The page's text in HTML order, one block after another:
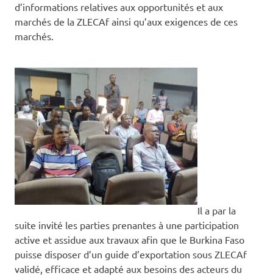
d’informations relatives aux opportunités et aux
marchés de la ZLECAf ainsi qu’aux exigences de ces
marchés.
Il a par la
suite invité les parties prenantes à une participation
active et assidue aux travaux afin que le Burkina Faso
puisse disposer d’un guide d’exportation sous ZLECAf
validé, efficace et adapté aux besoins des acteurs du